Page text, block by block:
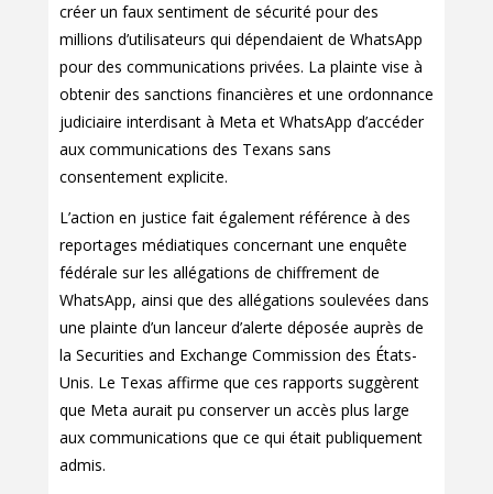
créer un faux sentiment de sécurité pour des
millions d’utilisateurs qui dépendaient de WhatsApp
pour des communications privées. La plainte vise à
obtenir des sanctions financières et une ordonnance
judiciaire interdisant à Meta et WhatsApp d’accéder
aux communications des Texans sans
consentement explicite.
L’action en justice fait également référence à des
reportages médiatiques concernant une enquête
fédérale sur les allégations de chiffrement de
WhatsApp, ainsi que des allégations soulevées dans
une plainte d’un lanceur d’alerte déposée auprès de
la Securities and Exchange Commission des États-
Unis. Le Texas affirme que ces rapports suggèrent
que Meta aurait pu conserver un accès plus large
aux communications que ce qui était publiquement
admis.